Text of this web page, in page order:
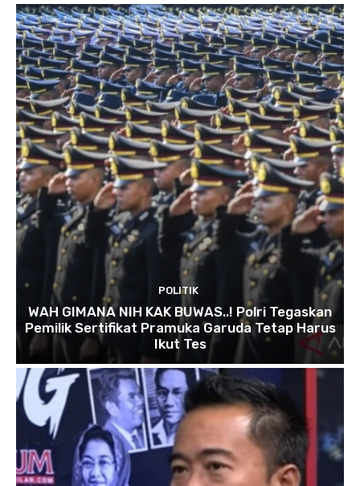
POLITIK
WAH GIMANA NIH KAK BUWAS..! Polri Tegaskan
Pemilik Sertifikat Pramuka Garuda Tetap Harus
Ikut Tes